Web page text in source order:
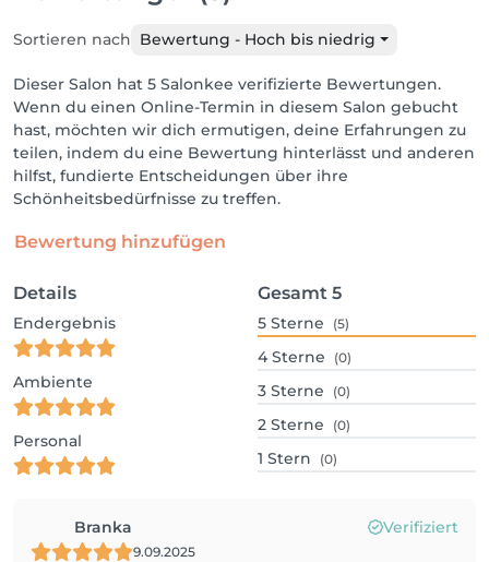
Sortieren nach Bewertung - Hoch bis niedrig
Dieser Salon hat 5 Salonkee verifizierte Bewertungen.
Wenn du einen Online-Termin in diesem Salon gebucht
hast, möchten wir dich ermutigen, deine Erfahrungen zu
teilen, indem du eine Bewertung hinterlässt und anderen
hilfst, fundierte Entscheidungen über ihre
Schönheitsbedürfnisse zu treffen.
Bewertung hinzufügen
Details
Endergebnis
Ambiente
Personal
Gesamt 5
5 Sterne (5)
4 Sterne (0)
3 Sterne (0)
2 Sterne (0)
1 Stern (0)
Branka Verifiziert
9.09.2025